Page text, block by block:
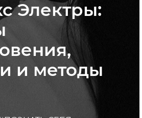
Электры:
и методы